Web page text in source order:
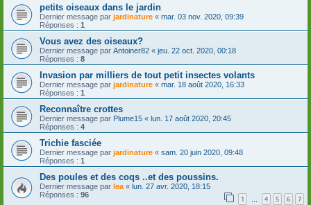
petits oiseaux dans le jardin
Dernier message par jardinature « mar. 03 nov. 2020, 09:39
Réponses : 1
Vous avez des oiseaux?
Dernier message par Antoiner82 « jeu. 22 oct. 2020, 00:18
Réponses : 8
Invasion par milliers de tout petit insectes volants
Dernier message par jardinature « mar. 18 août 2020, 16:33
Réponses : 1
Reconnaître crottes
Dernier message par Plume15 « lun. 17 août 2020, 20:45
Réponses : 4
Trichie fasciée
Dernier message par jardinature « sam. 20 juin 2020, 09:48
Réponses : 1
Des poules et des coqs ..et des poussins.
Dernier message par lea « lun. 27 avr. 2020, 18:15
Réponses : 96 1 … 4 5 6 7